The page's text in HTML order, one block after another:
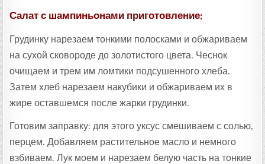
Салат с шампиньонами приготовление:
Грудинку нарезаем тонкими полосками и обжариваем
на сухой сковороде до золотистого цвета. Чеснок
очищаем и трем им ломтики подсушенного хлеба.
Затем хлеб нарезаем накубики и обжариваем их в
жире оставшемся после жарки грудинки.
Готовим заправку: для этого уксус смешиваем с солью,
перцем. Добавляем растительное масло и немного
взбиваем. Лук моем и нарезаем белую часть на тонкие